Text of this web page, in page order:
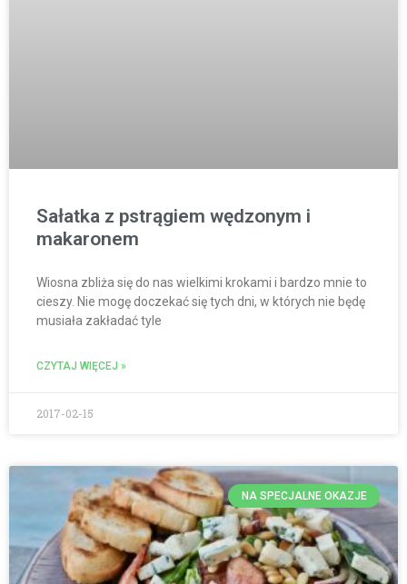
Sałatka z pstrągiem wędzonym i
makaronem
Wiosna zbliża się do nas wielkimi krokami i bardzo mnie to
cieszy. Nie mogę doczekać się tych dni, w których nie będę
musiała zakładać tyle
CZYTAJ WIĘCEJ »
2017-02-15
NA SPECJALNE OKAZJE